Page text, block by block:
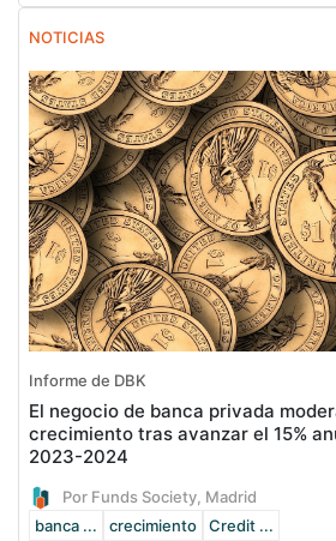
NOTICIAS
Informe de DBK
El negocio de banca privada
crecimiento tras avanzar el 15%
2023-2024
Por Funds Society, Madrid
banca ...
crecimiento Credit ...